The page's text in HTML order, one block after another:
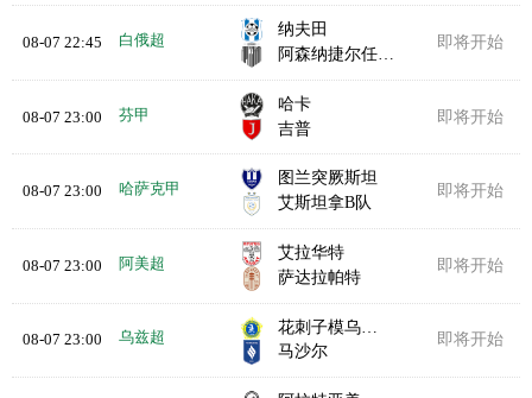
08-07 22:45 白俄超
纳夫田
阿森纳捷尔任斯克
即将开始
08-07 23:00 芬甲
哈卡
吉普
即将开始
08-07 23:00 哈萨克甲
图兰突厥斯坦
艾斯坦拿B队
即将开始
08-07 23:00 阿美超
艾拉华特
萨达拉帕特
即将开始
08-07 23:00 乌兹超
花刺子模乌尔根奇
马沙尔
即将开始